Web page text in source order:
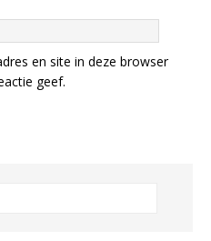
en site in deze browser
geef.